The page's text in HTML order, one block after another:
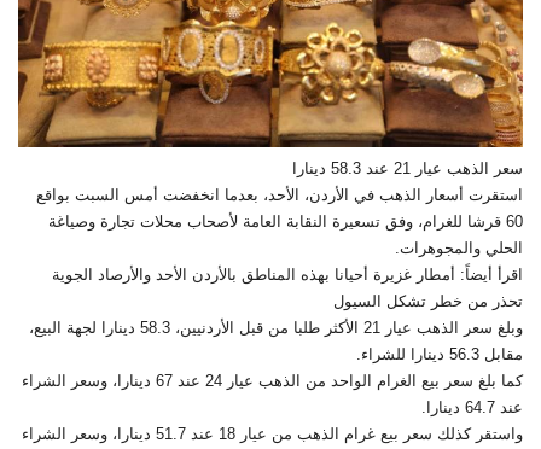
سعر الذهب عيار 21 عند 58.3 دينارا
استقرت أسعار الذهب في الأردن، الأحد، بعدما انخفضت أمس السبت بواقع
60 قرشا للغرام، وفق تسعيرة النقابة العامة لأصحاب محلات تجارة وصياغة
الحلي والمجوهرات.
اقرأ أيضاً: أمطار غزيرة أحيانا بهذه المناطق بالأردن الأحد والأرصاد الجوية
تحذر من خطر تشكل السيول
وبلغ سعر الذهب عيار 21 الأكثر طلبا من قبل الأردنيين، 58.3 دينارا لجهة البيع،
مقابل 56.3 دينارا للشراء.
كما بلغ سعر بيع الغرام الواحد من الذهب عيار 24 عند 67 دينارا، وسعر الشراء
عند 64.7 دينارا.
واستقر كذلك سعر بيع غرام الذهب من عيار 18 عند 51.7 دينارا، وسعر الشراء